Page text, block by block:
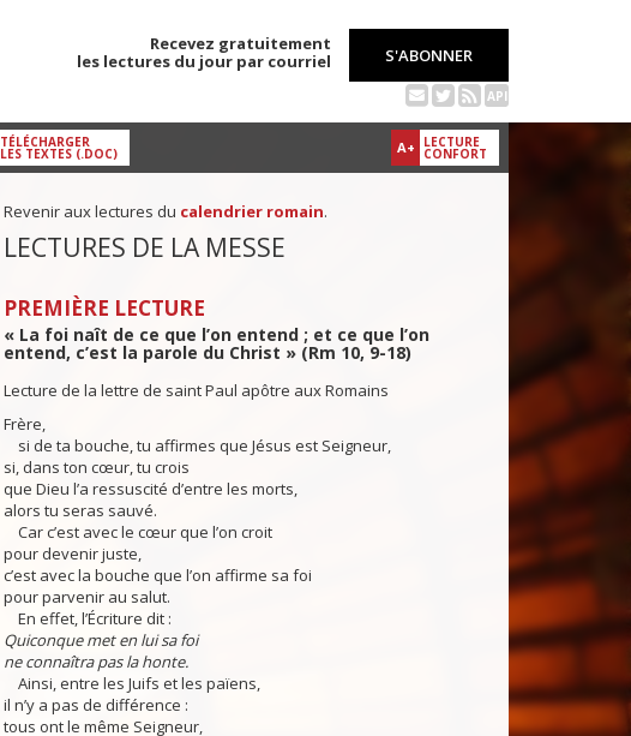
Recevez gratuitement
les lectures du jour par courriel
S'ABONNER
API
A+ LECTURE
CONFORT
TÉLÉCHARGER
LES TEXTES (.DOC)
Revenir aux lectures du calendrier romain.
LECTURES DE LA MESSE
PREMIÈRE LECTURE
« La foi naît de ce que l’on entend ; et ce que l’on
entend, c’est la parole du Christ » (Rm 10, 9-18)
Lecture de la lettre de saint Paul apôtre aux Romains
Frère,
si de ta bouche, tu affirmes que Jésus est Seigneur,
si, dans ton cœur, tu crois
que Dieu l’a ressuscité d’entre les morts,
alors tu seras sauvé.
Car c’est avec le cœur que l’on croit
pour devenir juste,
c’est avec la bouche que l’on affirme sa foi
pour parvenir au salut.
En effet, l’Écriture dit :
Quiconque met en lui sa foi
ne connaîtra pas la honte.
Ainsi, entre les Juifs et les païens,
il n’y a pas de différence :
tous ont le même Seigneur,